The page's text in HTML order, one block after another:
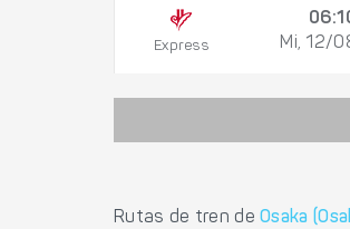
Express
Mi, 12/
Rutas de tren deOsaka